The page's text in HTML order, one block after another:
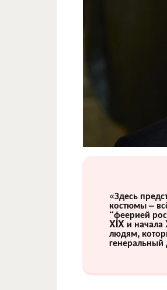
«Здесь
костюмы –
“феерией
XIX и начала
людям,
генеральный